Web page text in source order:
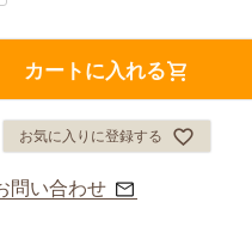
カートに入れる
お気に入りに登録する
問い合わせ